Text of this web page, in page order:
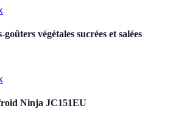
végétales sucrées et salées
Ninja JC151EU